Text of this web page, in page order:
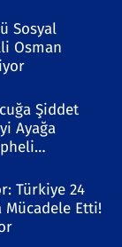
Sosyal
Osman
Şiddet
Ayağa
Türkiye 24
Mücadele Etti!